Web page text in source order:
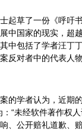
草了一份《呼吁
中国家的现实，超
中包括了学者汪丁
反对者中的代表人
学者认为，近期的
“未经软件著作权
、公开赔礼道歉、